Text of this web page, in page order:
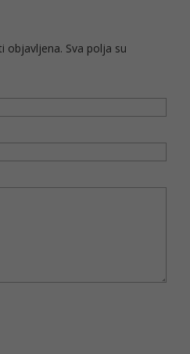
objavljena. Sva polja su